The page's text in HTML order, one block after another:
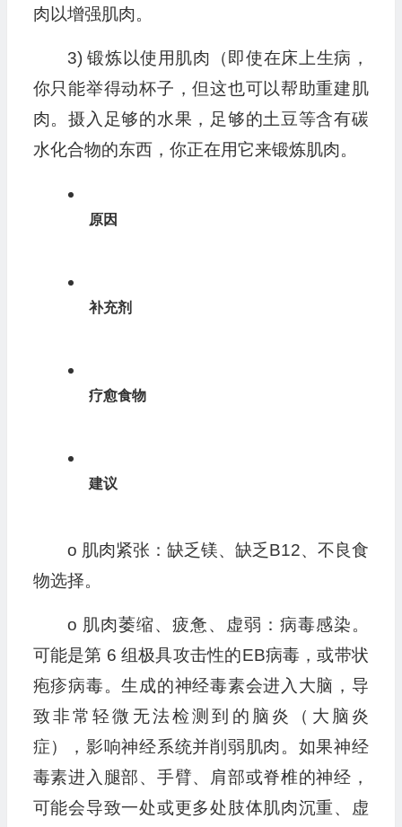
肉以增强肌肉。
3) 锻炼以使用肌肉（即使在床上生病，
你只能举得动杯子，但这也可以帮助重建肌
肉。摄入足够的水果，足够的土豆等含有碳
水化合物的东西，你正在用它来锻炼肌肉。
原因
补充剂
疗愈食物
建议
o 肌肉紧张：缺乏镁、缺乏B12、不良食
物选择。
o 肌肉萎缩、疲惫、虚弱：病毒感染。
可能是第 6 组极具攻击性的EB病毒，或带状
疱疹病毒。生成的神经毒素会进入大脑，导
致非常轻微无法检测到的脑炎（大脑炎
症），影响神经系统并削弱肌肉。如果神经
毒素进入腿部、手臂、肩部或脊椎的神经，
可能会导致一处或更多处肢体肌肉沉重、虚